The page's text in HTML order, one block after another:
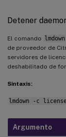
Detener
El comando lmdown
de proveedor de
servidores de
deshabilitado de
Sintaxis:
lmdown -c
Argumento